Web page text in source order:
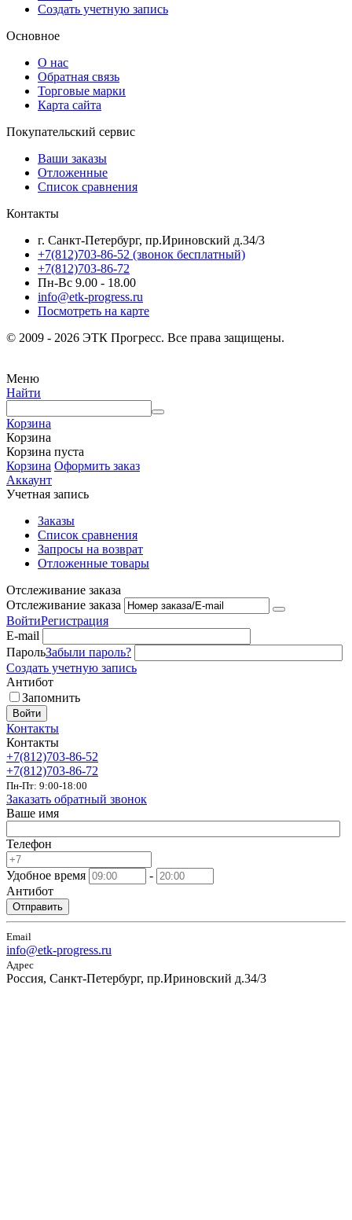
Создать учетную запись
Основное
О нас
Обратная связь
Торговые марки
Карта сайта
Покупательский сервис
Ваши заказы
Отложенные
Список сравнения
Контакты
г. Санкт-Петербург, пр.Ириновский д.34/3
+7(812)703-86-52 (звонок бесплатный)
+7(812)703-86-72
Пн-Вс 9.00 - 18.00
info@etk-progress.ru
Посмотреть на карте
© 2009 - 2026 ЭТК Прогресс. Все права защищены.
Меню
Найти
Корзина
Корзина
Корзина пуста
Корзина Оформить заказ
Аккаунт
Учетная запись
Заказы
Список сравнения
Запросы на возврат
Отложенные товары
Отслеживание заказа
Отслеживание заказа
ВойтиРегистрация
E-mail
ПарольЗабыли пароль?
Создать учетную запись
Антибот
Запомнить
Войти
Контакты
Контакты
+7(812)703-86-52
+7(812)703-86-72
Пн-Пт: 9:00-18:00
Заказать обратный звонок
Ваше имя
Телефон
Удобное время
-
Антибот
Отправить
Email
info@etk-progress.ru
Адрес
Россия, Санкт-Петербург, пр.Ириновский д.34/3